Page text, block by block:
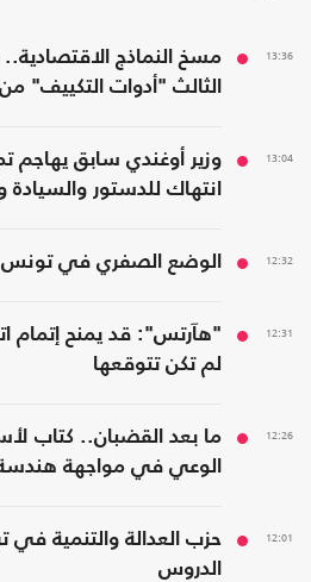
13:36
مسخ النماذج
الثالث "أدوات التكييف"
13:04
وزير أوغندي سابق يهاجم
انتهاك للدستور والسيادة
12:32 الوضع الصفري في تونس
12:31
"هآرتس": قد يمنح إتمام
لم تكن تتوقعها
12:26
ما بعد القضبان.. كتاب
الوعي في مواجهة
12:01
الدروس